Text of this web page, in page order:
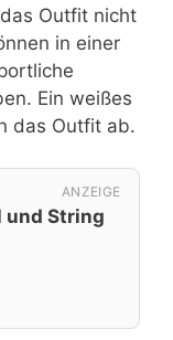
Outfit nicht
in einer
Ein weißes
das Outfit ab.
ANZEIGE
und String